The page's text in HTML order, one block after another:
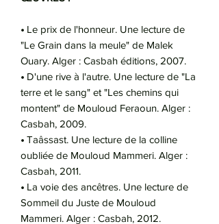
• Le prix de l'honneur. Une lecture de
"Le Grain dans la meule" de Malek
Ouary. Alger : Casbah éditions, 2007.
• D'une rive à l'autre. Une lecture de "La
terre et le sang" et "Les chemins qui
montent" de Mouloud Feraoun. Alger :
Casbah, 2009.
• Taâssast. Une lecture de la colline
oubliée de Mouloud Mammeri. Alger :
Casbah, 2011.
• La voie des ancêtres. Une lecture de
Sommeil du Juste de Mouloud
Mammeri. Alger : Casbah, 2012.